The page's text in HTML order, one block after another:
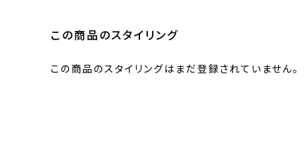
この商品のスタイリング
この商品のスタイリングはまだ登録されていません。